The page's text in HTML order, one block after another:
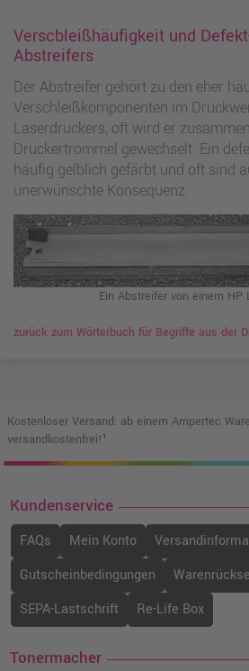
Verscbleißhäufigkeit und
Abstreifers
Der Abstreifer gehört zu den eher
Verschleißkomponenten im
Laserdruckers, oft wird er
Druckertrommel gewechselt. Ein
häufig gelblich gefärbt und oft sind
unerwünschte Konsequenz.
Ein Abstreifer von einem HP
zurück zum Wörterbuch für Begriffe aus der
Kostenloser Versand: ab einem Ampertec
versandkostenfrei!¹
Kundenservice
FAQs Mein Konto
Gutscheinbedingungen
SEPA-Lastschrift
Re-Life Box
Tonermacher